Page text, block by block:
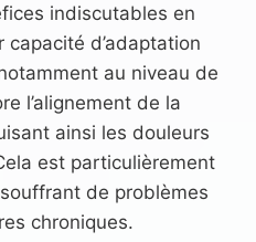
indiscutables en
d’adaptation
au niveau de
l’alignement de la
ainsi les douleurs
est particulièrement
de problèmes
chroniques.